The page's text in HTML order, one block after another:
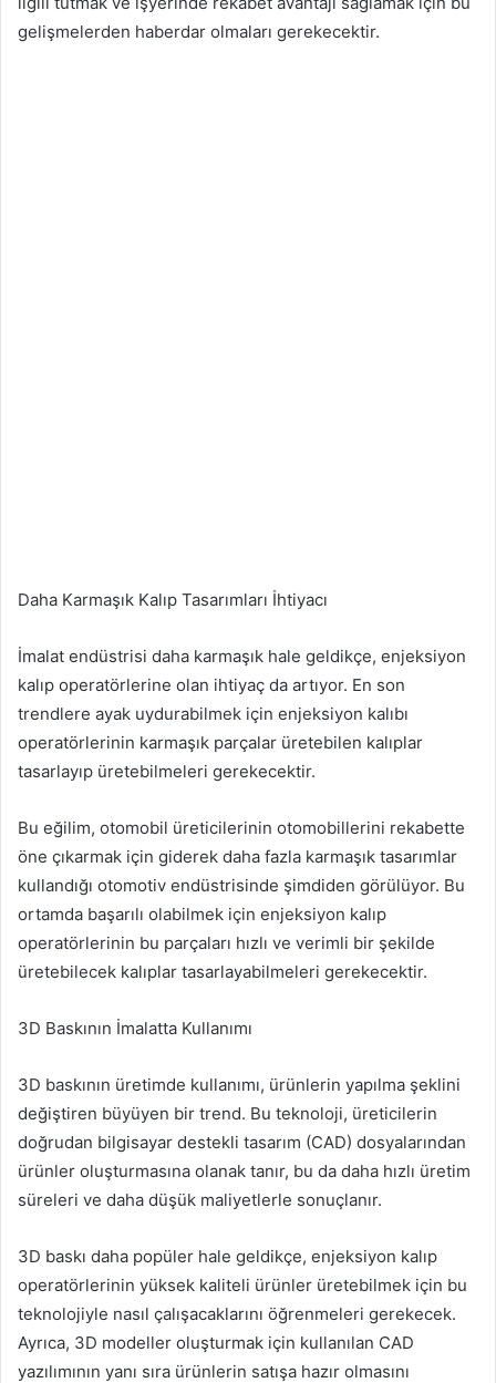
gelişmelerden haberdar olmaları gerekecektir.
Daha Karmaşık Kalıp Tasarımları İhtiyacı
İmalat endüstrisi daha karmaşık hale geldikçe, enjeksiyon
kalıp operatörlerine olan ihtiyaç da artıyor. En son
trendlere ayak uydurabilmek için enjeksiyon kalıbı
operatörlerinin karmaşık parçalar üretebilen kalıplar
tasarlayıp üretebilmeleri gerekecektir.
Bu eğilim, otomobil üreticilerinin otomobillerini rekabette
öne çıkarmak için giderek daha fazla karmaşık tasarımlar
kullandığı otomotiv endüstrisinde şimdiden görülüyor. Bu
ortamda başarılı olabilmek için enjeksiyon kalıp
operatörlerinin bu parçaları hızlı ve verimli bir şekilde
üretebilecek kalıplar tasarlayabilmeleri gerekecektir.
3D Baskının İmalatta Kullanımı
3D baskının üretimde kullanımı, ürünlerin yapılma şeklini
değiştiren büyüyen bir trend. Bu teknoloji, üreticilerin
doğrudan bilgisayar destekli tasarım (CAD) dosyalarından
ürünler oluşturmasına olanak tanır, bu da daha hızlı üretim
süreleri ve daha düşük maliyetlerle sonuçlanır.
3D baskı daha popüler hale geldikçe, enjeksiyon kalıp
operatörlerinin yüksek kaliteli ürünler üretebilmek için bu
teknolojiyle nasıl çalışacaklarını öğrenmeleri gerekecek.
Ayrıca, 3D modeller oluşturmak için kullanılan CAD
yazılımının yanı sıra ürünlerin satışa hazır olmasını